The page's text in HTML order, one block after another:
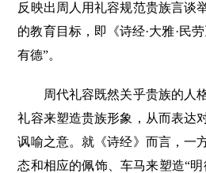
反映出周人用礼容规范贵族言谈
的教育目标，即《诗经·大雅·民
有德”。
周代礼容既然关乎贵族的人
礼容来塑造贵族形象，从而表达
讽喻之意。就《诗经》而言，一
态和相应的佩饰、车马来塑造“